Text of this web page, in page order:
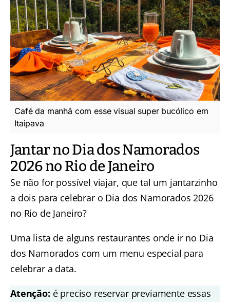
Café da manhã com esse visual super bucólico em
Itaipava
Jantar no Dia dos Namorados
2026 no Rio de Janeiro
Se não for possível viajar, que tal um jantarzinho
a dois para celebrar o Dia dos Namorados 2026
no Rio de Janeiro?
Uma lista de alguns restaurantes onde ir no Dia
dos Namorados com um menu especial para
celebrar a data.
Atenção: é preciso reservar previamente essas